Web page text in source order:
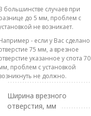
большинстве случаев при
до 5 мм, проблем с
не возникает.
- если у Вас сделано
75 мм, а врезное
указанное у спота 70
проблем с установкой
не должно.
Ширина врезного
отверстия, мм